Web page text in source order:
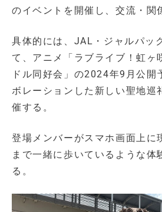
のイベントを開催し、交流・関
具体的には、JAL・ジャルパッ
て、アニメ「ラブライブ！虹ヶ
ドル同好会」の2024年9月公開
ボレーションした新しい聖地巡
催する。
登場メンバーがスマホ画面上に
まで一緒に歩いているような体
る。